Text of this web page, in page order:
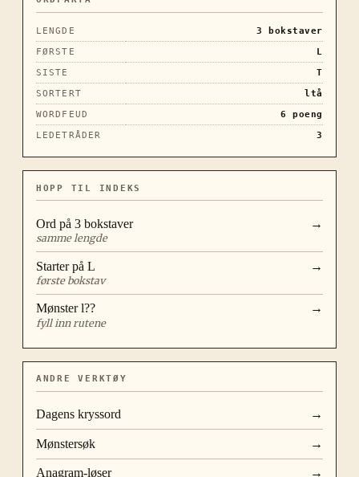
LENGDE 3
bokstaver
FØRSTE
L
SISTE
T
SORTERT
ltå
WORDFEUD
6
poeng
LEDETRÅDER
3
HOPP TIL INDEKS
Ord på 3 bokstaver
samme lengde
→
Starter på L
første bokstav
→
Mønsterl??
fyll inn rutene
→
ANDRE VERKTØY
Dagens kryssord →
Mønstersøk →
Anagram-løser →